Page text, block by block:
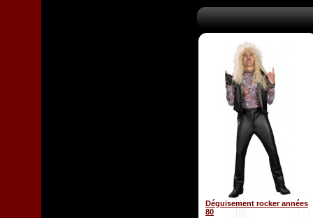
Déguisement rocker années
80